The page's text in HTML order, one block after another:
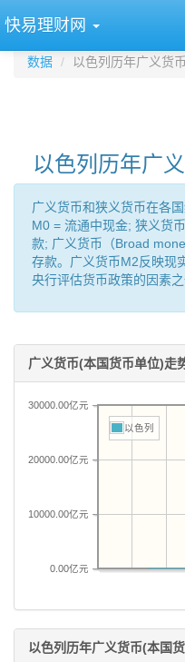
快易理财网
数据 以色列历年广义货
以色列历年广
广义货币和狭义货币在各
M0 = 流通中现金; 狭义货
款; 广义货币（Broad
存款。广义货币M2反映现
央行评估货币政策的因素之
广义货币(本国货币单位)走
0.00亿元
10000.00亿元
20000.00亿元
30000.00亿元
以色列
以色列历年广义货币(本国